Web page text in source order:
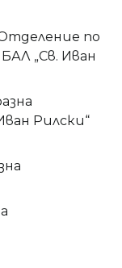
по
„Св. Иван
Рилски“